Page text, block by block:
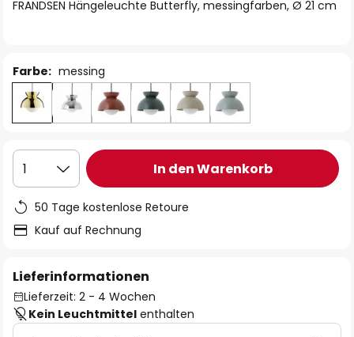
FRANDSEN Hängeleuchte Butterfly, messingfarben, Ø 21 cm
Farbe: messing
1 In den Warenkorb
50 Tage kostenlose Retoure
Kauf auf Rechnung
Lieferinformationen
Lieferzeit: 2 - 4 Wochen
Kein Leuchtmittel enthalten